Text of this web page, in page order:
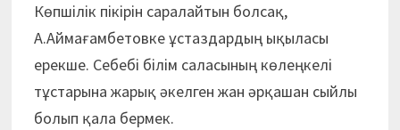
Көпшілік пікірін саралайтын болсақ,
А.Аймағамбетовке ұстаздардың ықыласы
ерекше. Себебі білім саласының көлеңкелі
тұстарына жарық әкелген жан әрқашан сыйлы
болып қала бермек.